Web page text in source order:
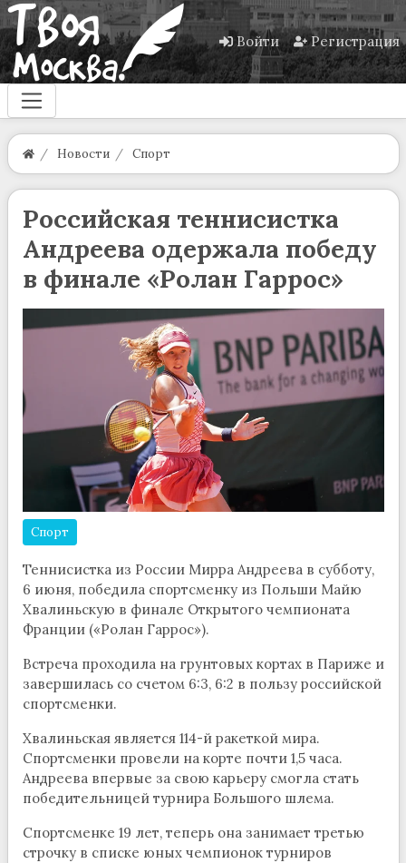
Войти Регистрация
Новости Спорт
Российская теннисистка
Андреева одержала победу
в финале «Ролан Гаррос»
Спорт
Теннисистка из России Мирра Андреева в субботу,
6 июня, победила спортсменку из Польши Майю
Хвалиньскую в финале Открытого чемпионата
Франции («Ролан Гаррос»).
Встреча проходила на грунтовых кортах в Париже и
завершилась со счетом 6:3, 6:2 в пользу российской
спортсменки.
Хвалиньская является 114-й ракеткой мира.
Спортсменки провели на корте почти 1,5 часа.
Андреева впервые за свою карьеру смогла стать
победительницей турнира Большого шлема.
Спортсменке 19 лет, теперь она занимает третью
строчку в списке юных чемпионок турниров